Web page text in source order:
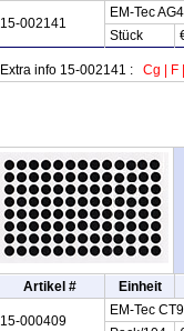
15-002141
EM-Tec
Stück
Extra info 15-002141 : Cg F
Artikel # Einheit
15-000409
EM-Tec